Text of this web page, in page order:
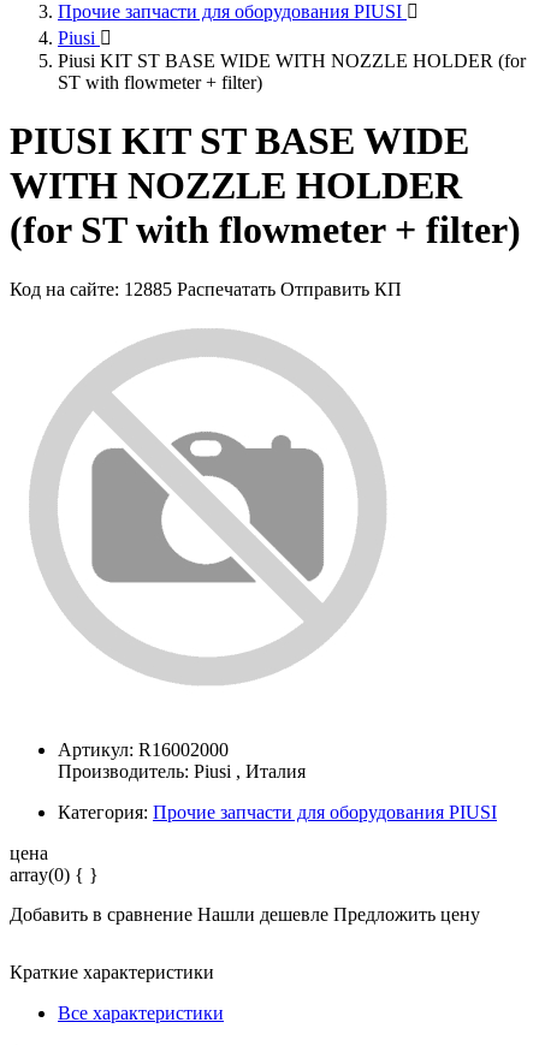
Прочие запчасти для оборудования PIUSI 
Piusi 
Piusi KIT ST BASE WIDE WITH NOZZLE HOLDER (for
ST with flowmeter + filter)
PIUSI KIT ST BASE WIDE
WITH NOZZLE HOLDER
(for ST with flowmeter + filter)
Код на сайте: 12885 Распечатать Отправить КП
Артикул: R16002000
Производитель: Piusi , Италия
Категория: Прочие запчасти для оборудования PIUSI
цена
array(0) { }
Добавить в сравнение Нашли дешевле Предложить цену
Краткие характеристики
Все характеристики